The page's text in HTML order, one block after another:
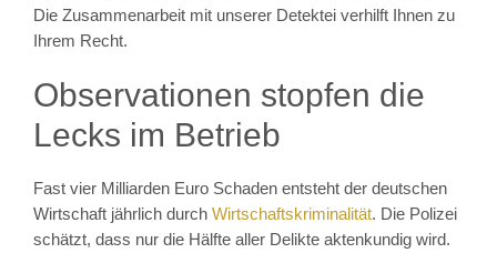
Die Zusammenarbeit mit unserer Detektei verhilft Ihnen zu
Ihrem Recht.
Observationen stopfen die
Lecks im Betrieb
Fast vier Milliarden Euro Schaden entsteht der deutschen
Wirtschaft jährlich durch Wirtschaftskriminalität. Die Polizei
schätzt, dass nur die Hälfte aller Delikte aktenkundig wird.